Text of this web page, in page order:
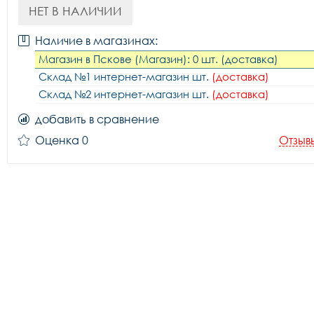
НЕТ В НАЛИЧИИ
Наличие в магазинах:
Магазин в Пскове (Магазин): 0 шт. (доставка)
Склад №1 интернет-магазин шт. (доставка)
Склад №2 интернет-магазин шт. (доставка)
добавить в сравнение
Оценка 0